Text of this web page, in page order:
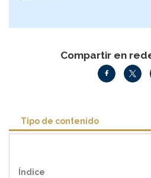
Compartir en
Tipo de contenido
Índice